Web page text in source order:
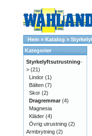
Hem »Katalog »
Kategorier
Styrkelyftsutrustning-
> (21)
Lindor (1)
Bälten (7)
Skor (2)
Dragremmar (4)
Magnesia
Kläder (4)
Övrig utrustning (2)
Armbrytning (2)